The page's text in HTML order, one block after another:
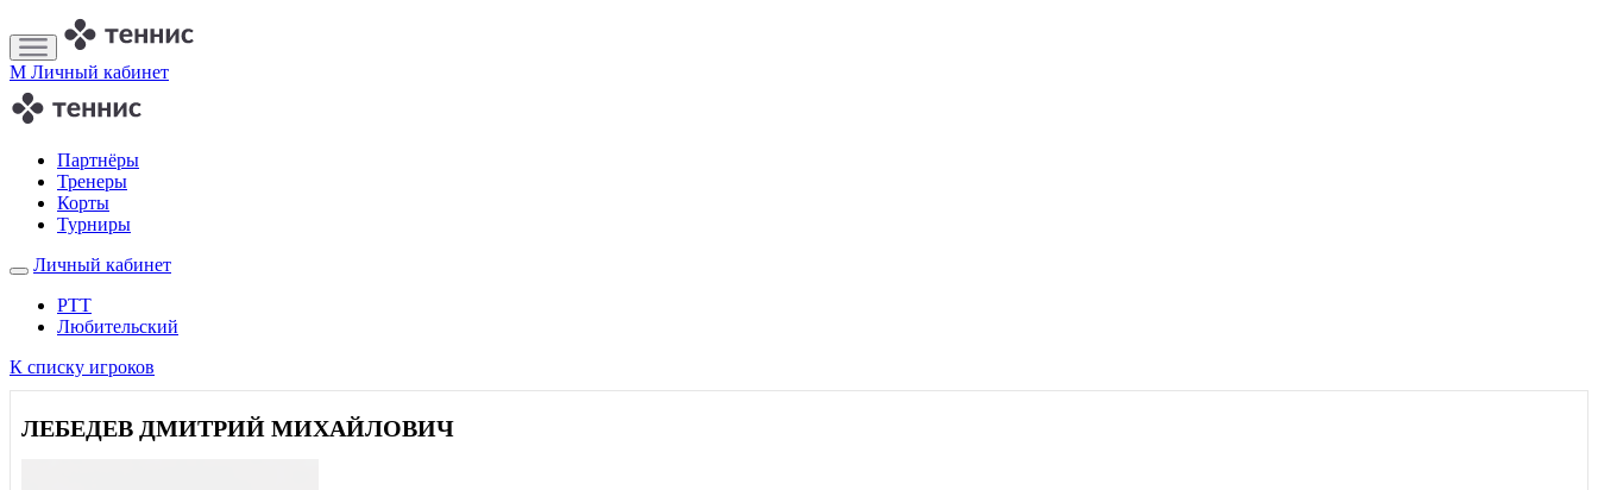
M Личный кабинет
Партнёры
Тренеры
Корты
Турниры
Личный кабинет
РТТ
Любительский
К списку игроков
ЛЕБЕДЕВ ДМИТРИЙ МИХАЙЛОВИЧ